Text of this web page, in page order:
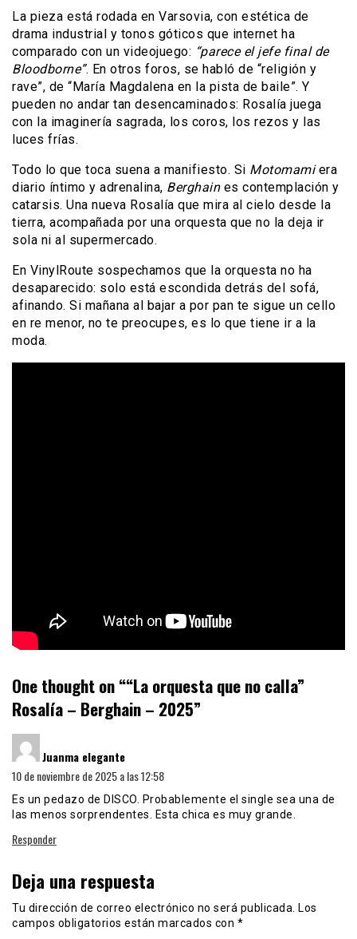
La pieza está rodada en Varsovia, con estética de
drama industrial y tonos góticos que internet ha
comparado con un videojuego: “parece el jefe final de
Bloodborne”. En otros foros, se habló de “religión y
rave”, de “María Magdalena en la pista de baile”. Y
pueden no andar tan desencaminados: Rosalía juega
con la imaginería sagrada, los coros, los rezos y las
luces frías.
Todo lo que toca suena a manifiesto. Si Motomamiera
diario íntimo y adrenalina, Berghaines contemplación y
catarsis. Una nueva Rosalía que mira al cielo desde la
tierra, acompañada por una orquesta que no la deja ir
sola ni al supermercado.
En VinylRoute sospechamos que la orquesta no ha
desaparecido: solo está escondida detrás del sofá,
afinando. Si mañana al bajar a por pan te sigue un cello
en re menor, no te preocupes, es lo que tiene ir a la
moda.
One thought on ““La orquesta que no calla”
Rosalía – Berghain – 2025”
Juanma elegante
10 de noviembre de 2025 a las 12:58
Es un pedazo de DISCO. Probablemente el single sea una de
las menos sorprendentes. Esta chica es muy grande.
Responder
Deja una respuesta
Tu dirección de correo electrónico no será publicada. Los
campos obligatorios están marcados con *